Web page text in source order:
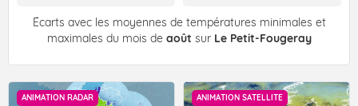
Écarts avec les moyennes de températures minimales et
maximales du mois de août sur Le Petit-Fougeray
ANIMATION RADAR ANIMATION SATELLITE